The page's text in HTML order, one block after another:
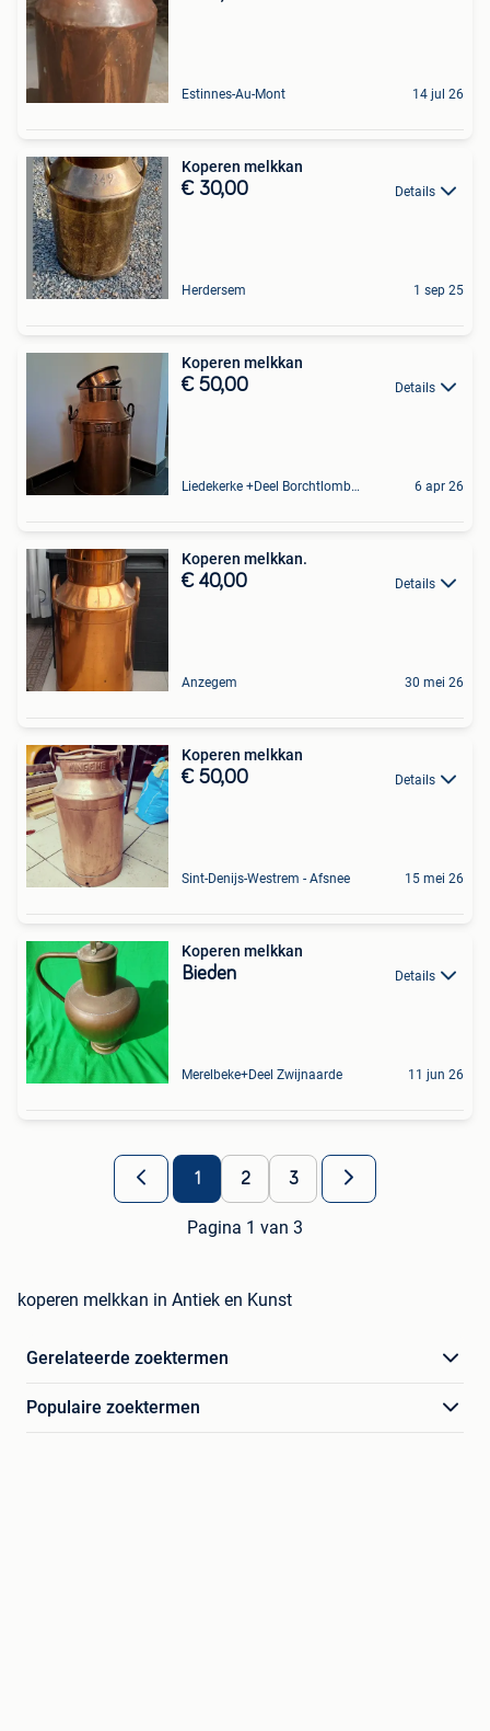
Estinnes-Au-Mont 14 jul 26
Koperen melkkan
€ 30,00 Details
Herdersem 1 sep 25
Koperen melkkan
€ 50,00 Details
Liedekerke +Deel Borchtlombeek 6 apr 26
Koperen melkkan.
€ 40,00 Details
Anzegem 30 mei 26
Koperen melkkan
€ 50,00 Details
Sint-Denijs-Westrem - Afsnee 15 mei 26
Koperen melkkan
Bieden Details
Merelbeke+Deel Zwijnaarde 11 jun 26
1 2 3
Pagina 1 van 3
koperen melkkan in Antiek en Kunst
Gerelateerde zoektermen
Populaire zoektermen